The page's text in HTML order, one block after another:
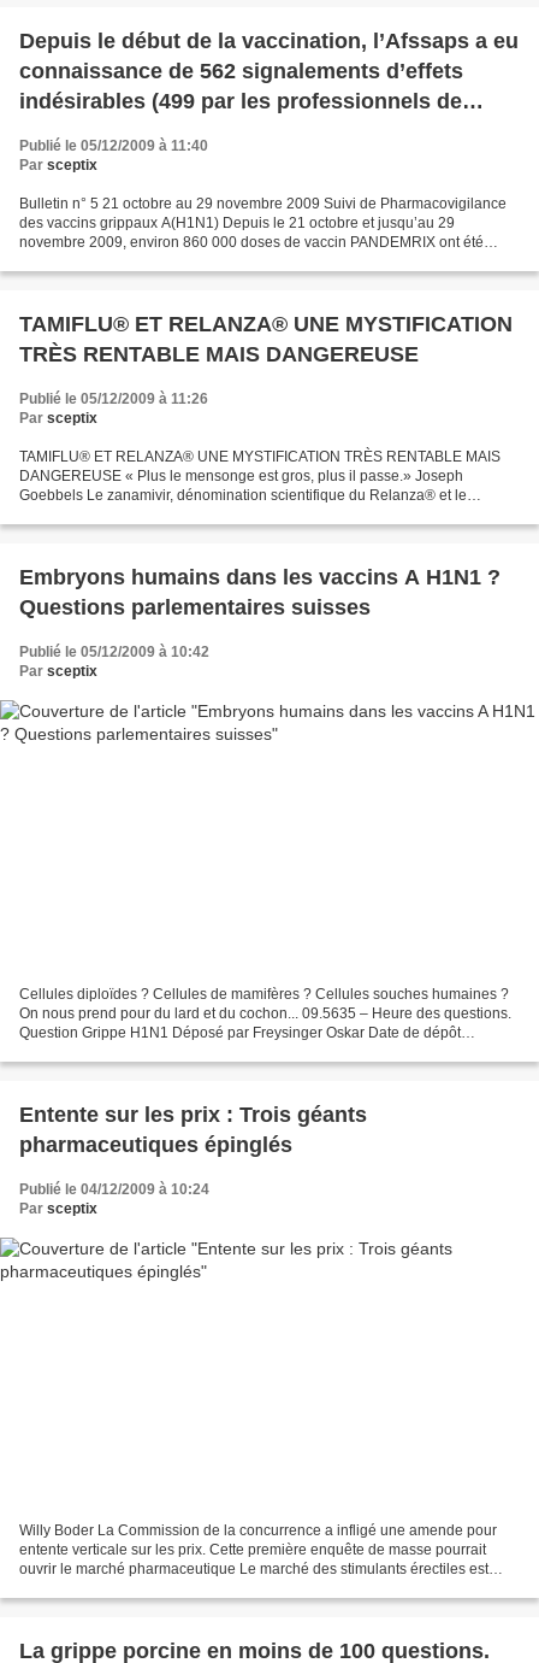
Depuis le début de la vaccination, l’Afssaps a eu
connaissance de 562 signalements d’effets
indésirables (499 par les professionnels de
santé et 63 par les patients), soit un taux de
notificati
Publié le 05/12/2009 à 11:40
Par sceptix
Bulletin n° 5 21 octobre au 29 novembre 2009 Suivi de Pharmacovigilance
des vaccins grippaux A(H1N1) Depuis le 21 octobre et jusqu’au 29
novembre 2009, environ 860 000 doses de vaccin PANDEMRIX ont été
TAMIFLU® ET RELANZA® UNE MYSTIFICATION
TRÈS RENTABLE MAIS DANGEREUSE
Publié le 05/12/2009 à 11:26
Par sceptix
TAMIFLU® ET RELANZA® UNE MYSTIFICATION TRÈS RENTABLE MAIS
DANGEREUSE « Plus le mensonge est gros, plus il passe.» Joseph
Goebbels Le zanamivir, dénomination scientifique du Relanza® et le
Embryons humains dans les vaccins A H1N1 ?
Questions parlementaires suisses
Publié le 05/12/2009 à 10:42
Par sceptix
Cellules diploïdes ? Cellules de mamifères ? Cellules souches humaines ?
On nous prend pour du lard et du cochon... 09.5635 – Heure des questions.
Question Grippe H1N1 Déposé par Freysinger Oskar Date de dépôt
Entente sur les prix : Trois géants
pharmaceutiques épinglés
Publié le 04/12/2009 à 10:24
Par sceptix
Willy Boder La Commission de la concurrence a infligé une amende pour
entente verticale sur les prix. Cette première enquête de masse pourrait
ouvrir le marché pharmaceutique Le marché des stimulants érectiles est
La grippe porcine en moins de 100 questions.